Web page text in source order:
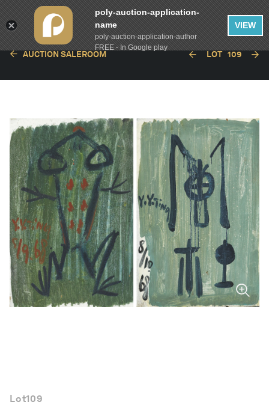
AUCTION SALEROOM LOT 109
Lot109
poly-auction-application-
name
poly-auction-application-author
FREE - In Google play
VIEW